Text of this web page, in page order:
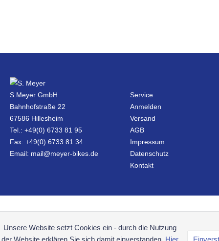
S.Meyer GmbH
Bahnhofstraße 22
67586 Hillesheim
Tel.: +49(0) 6733 81 95
Fax: +49(0) 6733 81 34
Email: mail@meyer-bikes.de
Service
Anmelden
Versand
AGB
Impressum
Datenschutz
Kontakt
Unsere Website setzt Cookies ein - durch die Nutzung
der Website erklären Sie sich damit einverstanden. Hier